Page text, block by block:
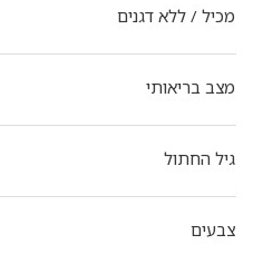
מכיל / ללא דגנים
מצב בריאותי
גיל החתול
צבעים